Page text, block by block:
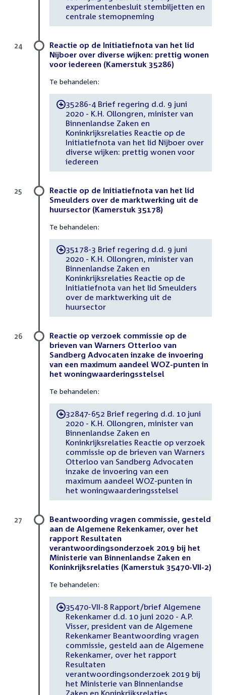
experimentenbesluit stembiljetten en
centrale stemopneming
Reactie op de Initiatiefnota van het lid
Nijboer over diverse wijken: prettig wonen
voor iedereen (Kamerstuk 35286)
Te behandelen:
-35286-4 Brief regering d.d. 9 juni
2020 - K.H. Ollongren, minister van
Binnenlandse Zaken en
Koninkrijksrelaties Reactie op de
Initiatiefnota van het lid Nijboer over
diverse wijken: prettig wonen voor
iedereen
24
Reactie op de Initiatiefnota van het lid
Smeulders over de marktwerking uit de
huursector (Kamerstuk 35178)
Te behandelen:
-35178-3 Brief regering d.d. 9 juni
2020 - K.H. Ollongren, minister van
Binnenlandse Zaken en
Koninkrijksrelaties Reactie op de
Initiatiefnota van het lid Smeulders
over de marktwerking uit de
huursector
25
Reactie op verzoek commissie op de
brieven van Warners Otterloo van
Sandberg Advocaten inzake de invoering
van een maximum aandeel WOZ-punten in
het woningwaarderingsstelsel
Te behandelen:
-32847-652 Brief regering d.d. 10 juni
2020 - K.H. Ollongren, minister van
Binnenlandse Zaken en
Koninkrijksrelaties Reactie op verzoek
commissie op de brieven van Warners
Otterloo van Sandberg Advocaten
inzake de invoering van een
maximum aandeel WOZ-punten in
het woningwaarderingsstelsel
26
Beantwoording vragen commissie, gesteld
aan de Algemene Rekenkamer, over het
rapport Resultaten
verantwoordingsonderzoek 2019 bij het
Ministerie van Binnenlandse Zaken en
Koninkrijksrelaties (Kamerstuk 35470-VII-2)
Te behandelen:
-35470-VII-8 Rapport/brief Algemene
Rekenkamer d.d. 10 juni 2020 - A.P.
Visser, president van de Algemene
Rekenkamer Beantwoording vragen
commissie, gesteld aan de Algemene
Rekenkamer, over het rapport
Resultaten
verantwoordingsonderzoek 2019 bij
het Ministerie van Binnenlandse
Zaken en Koninkrijksrelaties
27